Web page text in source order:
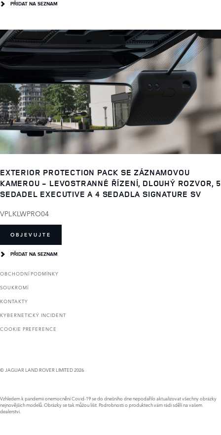
PŘIDAT NA SEZNAM
EXTERIOR PROTECTION PACK SE ZÁZNAMOVOU
KAMEROU - LEVOSTRANNÉ ŘÍZENÍ, DLOUHÝ ROZVOR, 5
SEDADEL EXECUTIVE A 4 SEDADLA SIGNATURE SV
VPLKLWPRO04
OBJEVUJTE
PŘIDAT NA SEZNAM
OBCHODNÍ PODMÍNKY
SOUKROMÍ
KONTAKTY
KYBERNETICKÝ INCIDENT
COOKIE PREFERENCE
© JAGUAR LAND ROVER LIMITED 2026
Vzhledem k pandemii onemocnění Covid-19 se do dnešního dne nepodařilo aktualizovat všechny obrázky
nejnovějších modelů. Obrázky se tak můžou lišit. Podrobnosti o produktech vám rádi sdělí na vašem
dealerství.